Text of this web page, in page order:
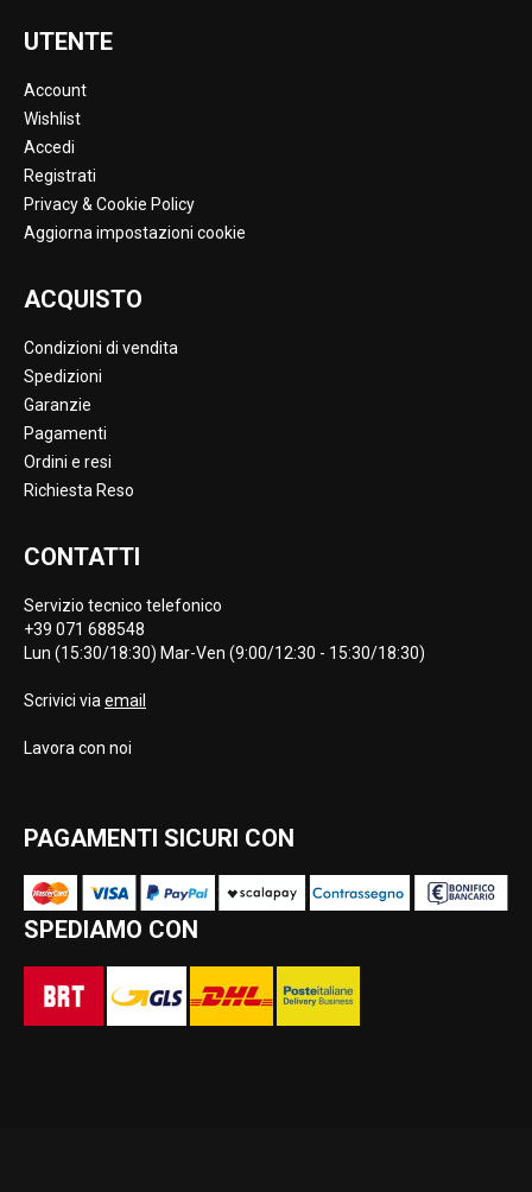
UTENTE
Account
Wishlist
Accedi
Registrati
Privacy & Cookie Policy
Aggiorna impostazioni cookie
ACQUISTO
Condizioni di vendita
Spedizioni
Garanzie
Pagamenti
Ordini e resi
Richiesta Reso
CONTATTI
Servizio tecnico telefonico
+39 071 688548
Lun (15:30/18:30) Mar-Ven (9:00/12:30 - 15:30/18:30)
Scrivici via email
Lavora con noi
PAGAMENTI SICURI CON
SPEDIAMO CON